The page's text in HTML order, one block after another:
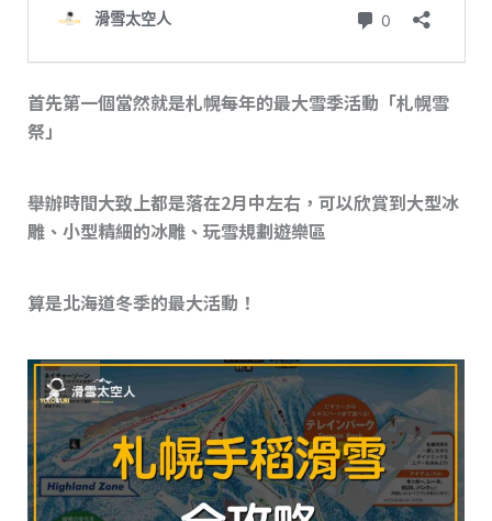
首先第一個當然就是札幌每年的最大雪季活動「札幌雪
祭」
舉辦時間大致上都是落在2月中左右，可以欣賞到大型冰
雕、小型精細的冰雕、玩雪規劃遊樂區
算是北海道冬季的最大活動！